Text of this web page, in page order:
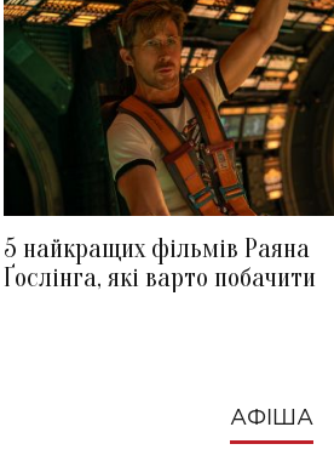
5 найкращих фільмів Раяна
Ґослінга, які варто побачити
АФІША